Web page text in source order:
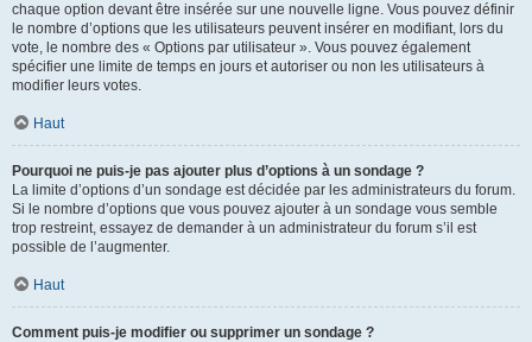
chaque option devant être insérée sur une nouvelle ligne. Vous pouvez définir
le nombre d’options que les utilisateurs peuvent insérer en modifiant, lors du
vote, le nombre des « Options par utilisateur ». Vous pouvez également
spécifier une limite de temps en jours et autoriser ou non les utilisateurs à
modifier leurs votes.
Haut
Pourquoi ne puis-je pas ajouter plus d’options à un sondage ?
La limite d’options d’un sondage est décidée par les administrateurs du forum.
Si le nombre d’options que vous pouvez ajouter à un sondage vous semble
trop restreint, essayez de demander à un administrateur du forum s’il est
possible de l’augmenter.
Haut
Comment puis-je modifier ou supprimer un sondage ?